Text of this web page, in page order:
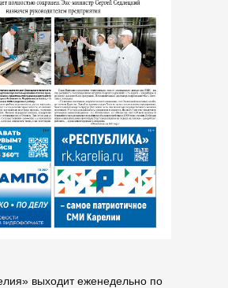
выходит еженедельно по